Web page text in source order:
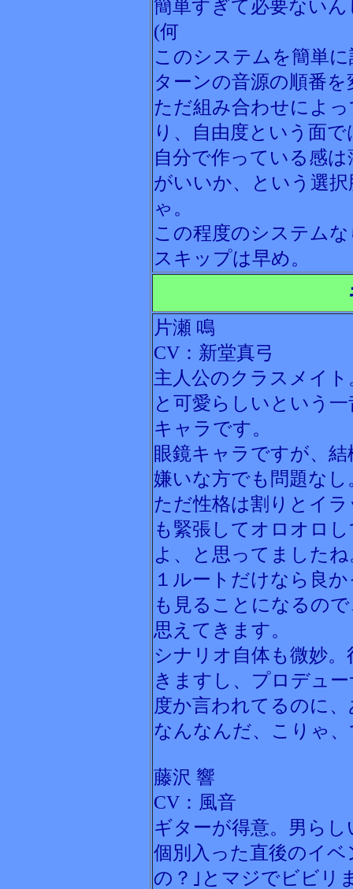
簡単すぎて必要ない
(何
このシステムを簡単
ターンの音源の順番
ただ組み合わせによ
り、自由度という面で
自分で作っている感
がいいか、という選
ゃ。
この程度のシステム
スキップは早め。
片瀬 鳴
CV：新堂真弓
主人公のクラスメイ
と可愛らしいという
キャラです。
眼鏡キャラですが、
嫌いな方でも問題なし
ただ性格は割りとイ
も緊張してオロオロ
よ、と思ってましたね
１ルートだけなら良
も見ることになるの
思えてきます。
シナリオ自体も微妙
きますし、プロデュ
度か言われてるのに
なんなんだ、こりゃ
藤沢 響
CV：風音
ギターが得意。男ら
個別入った直後のイ
の？｣とマジでビビリ